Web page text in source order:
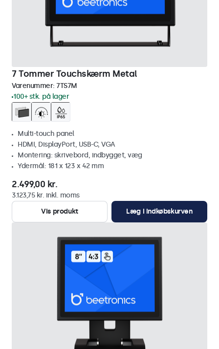
7 Tommer Touchskærm Metal
Varenummer: 7TS7M
100+ stk. på lager
Multi-touch panel
HDMI, DisplayPort, USB-C, VGA
Montering: skrivebord, indbygget, væg
Ydermål: 181 x 123 x 42 mm
2.499,00 kr.
3.123,75 kr. inkl. moms
Vis produkt
Læg i indkøbskurven